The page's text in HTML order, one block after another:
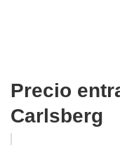
Precio
Carlsberg